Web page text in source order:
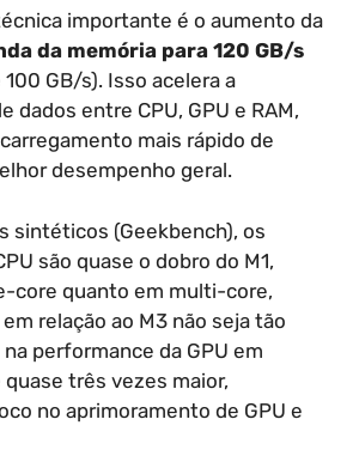
importante é o aumento da
da memória para 120 GB/s
GB/s). Isso acelera a
dados entre CPU, GPU e RAM,
mais rápido de
desempenho geral.
sintéticos (Geekbench), os
são quase o dobro do M1,
core quanto em multi-core,
relação ao M3 não seja tão
performance da GPU em
quase três vezes maior,
no aprimoramento de GPU e